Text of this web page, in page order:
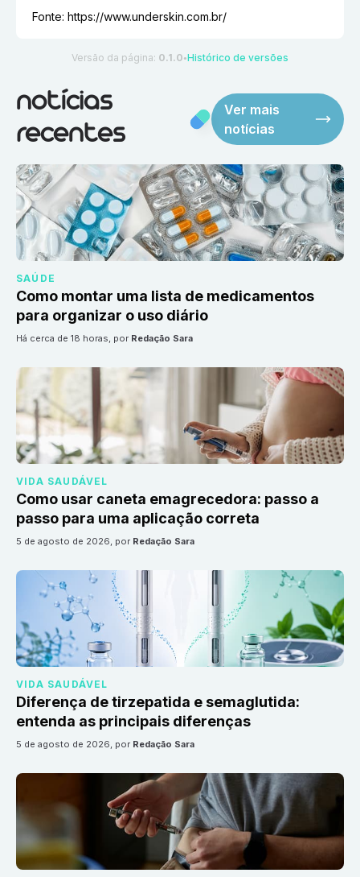
Fonte: https://www.underskin.com.br/
Versão da página: 0.1.0 ●Histórico de versões
notícias
recentes
Ver mais
notícias
SAÚDE
Como montar uma lista de medicamentos
para organizar o uso diário
há cerca de 18 horas, por Redação Sara
VIDA SAUDÁVEL
Como usar caneta emagrecedora: passo a
passo para uma aplicação correta
5 de agosto de 2026, por Redação Sara
VIDA SAUDÁVEL
Diferença de tirzepatida e semaglutida:
entenda as principais diferenças
5 de agosto de 2026, por Redação Sara